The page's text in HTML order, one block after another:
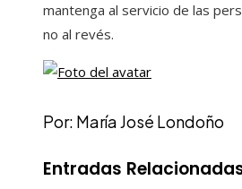
mantenga al servicio de las
no al revés.
Por: María José Londoño
Entradas